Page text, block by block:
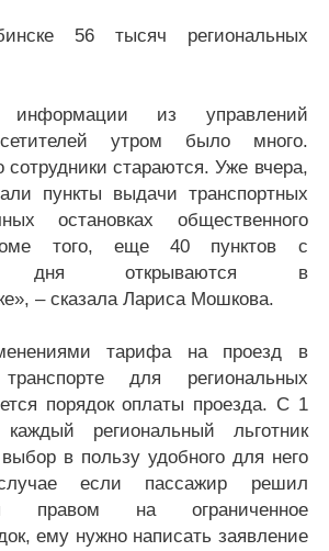
56 тысяч региональных
из управлений
утром было много.
стараются. Уже вчера,
пункты выдачи транспортных
остановках общественного
того, еще 40 пунктов с
дня открываются в
– сказала Лариса Мошкова.
тарифа на проезд в
для региональных
порядок оплаты проезда. С 1
региональный льготник
в пользу удобного для него
если пассажир решил
правом на ограниченное
ему нужно написать заявление